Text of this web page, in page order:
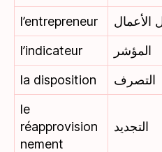
l’entrepreneur الأعمال
l’indicateur
المؤشر
la disposition
التصرف
le
réapprovision
nement
التجديد